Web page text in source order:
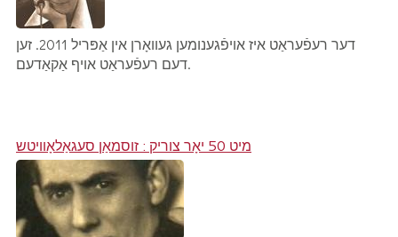
דער רעפֿעראַט איז אויפֿגענומען געוואָרן אין אַפּריל 2011. זען
דעם רעפֿעראַט אויף אַקאַדעם.
מיט 50 יאָר צוריק : זוסמאַן סעגאַלאָוויטש